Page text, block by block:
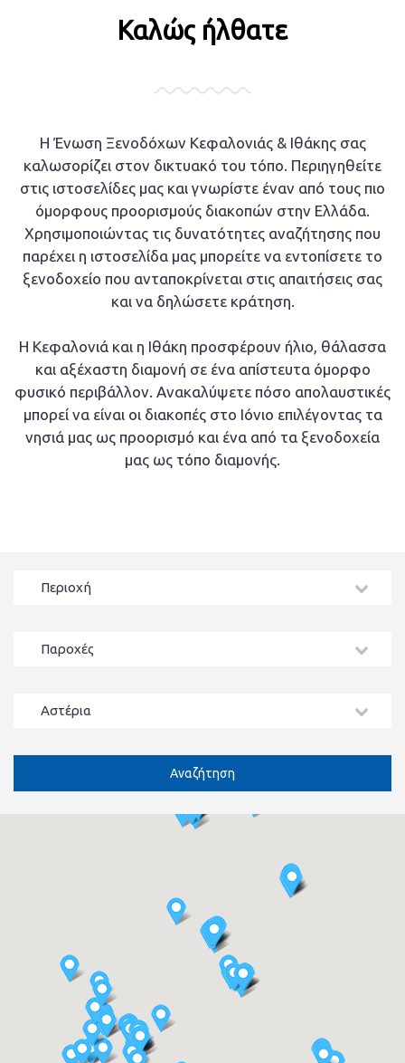
Καλώς ήλθατε
Η Ένωση Ξενοδόχων Κεφαλονιάς & Ιθάκης σας
καλωσορίζει στον δικτυακό του τόπο. Περιηγηθείτε
στις ιστοσελίδες μας και γνωρίστε έναν από τους πιο
όμορφους προορισμούς διακοπών στην Ελλάδα.
Χρησιμοποιώντας τις δυνατότητες αναζήτησης που
παρέχει η ιστοσελίδα μας μπορείτε να εντοπίσετε το
ξενοδοχείο που ανταποκρίνεται στις απαιτήσεις σας
και να δηλώσετε κράτηση.
Η Κεφαλονιά και η Ιθάκη προσφέρουν ήλιο, θάλασσα
και αξέχαστη διαμονή σε ένα απίστευτα όμορφο
φυσικό περιβάλλον. Ανακαλύψετε πόσο απολαυστικές
μπορεί να είναι οι διακοπές στο Ιόνιο επιλέγοντας τα
νησιά μας ως προορισμό και ένα από τα ξενοδοχεία
μας ως τόπο διαμονής.
Περιοχή
Παροχές
Αστέρια